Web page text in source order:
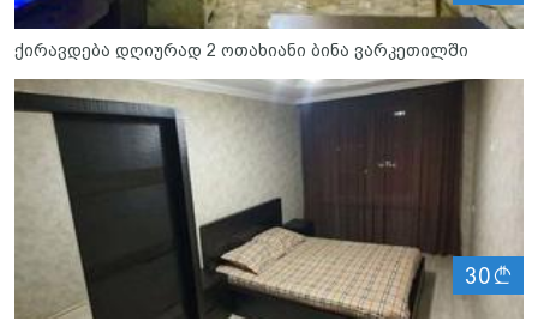
ქირავდება დღიურად 2 ოთახიანი ბინა ვარკეთილში
30